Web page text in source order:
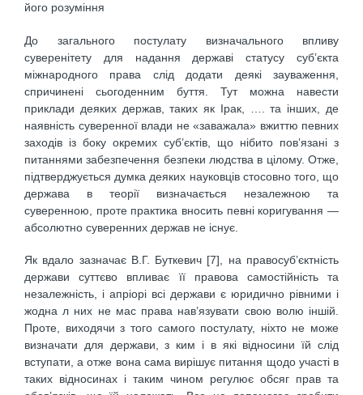
його розуміння
До загального постулату визначального впливу
суверенітету для надання державі статусу суб’єкта
міжнародного права слід додати деякі зауваження,
спричинені сьогоденним буття. Тут можна навести
приклади деяких держав, таких як Ірак, …. та інших, де
наявність суверенної влади не «заважала» вжиттю певних
заходів із боку окремих суб’єктів, що нібито пов’язані з
питаннями забезпечення безпеки людства в цілому. Отже,
підтверджується думка деяких науковців стосовно того, що
держава в теорії визначається незалежною та
суверенною, проте практика вносить певні коригування —
абсолютно суверенних держав не існує.
Як вдало зазначає В.Г. Буткевич [7], на правосуб’єктність
держави суттєво впливає її правова самостійність та
незалежність, і апріорі всі держави є юридично рівними і
жодна л них не мас права нав’язувати свою волю іншій.
Проте, виходячи з того самого постулату, ніхто не може
визначати для держави, з ким і в які відносини їй слід
вступати, а отже вона сама вирішує питання щодо участі в
таких відносинах і таким чином регулює обсяг прав та